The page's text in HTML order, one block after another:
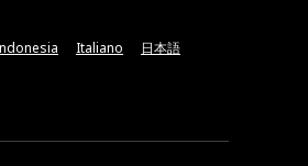
Italiano 日本語